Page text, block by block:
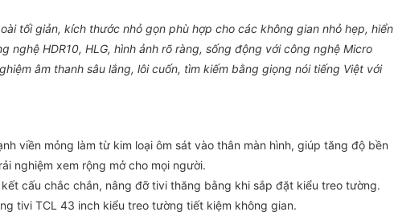
tối giản, kích thước nhỏ gọn phù hợp cho các không gian nhỏ hẹp, hiển
nghệ HDR10, HLG, hình ảnh rõ ràng, sống động với công nghệ Micro
âm thanh sâu lắng, lôi cuốn, tìm kiếm bằng giọng nói tiếng Việt với
viền mỏng làm từ kim loại ôm sát vào thân màn hình, giúp tăng độ bền
nghiệm xem rộng mở cho mọi người.
cấu chắc chắn, nâng đỡ tivi thăng bằng khi sắp đặt kiểu treo tường.
tivi TCL 43 inch kiểu treo tường tiết kiệm không gian.